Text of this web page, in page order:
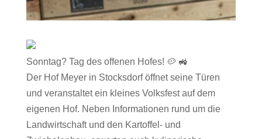
Sonntag? Tag des offenen Hofes! 🥔 🚜
Der Hof Meyer in Stocksdorf öffnet seine Türen
und veranstaltet ein kleines Volksfest auf dem
eigenen Hof. Neben Informationen rund um die
Landwirtschaft und den Kartoffel- und